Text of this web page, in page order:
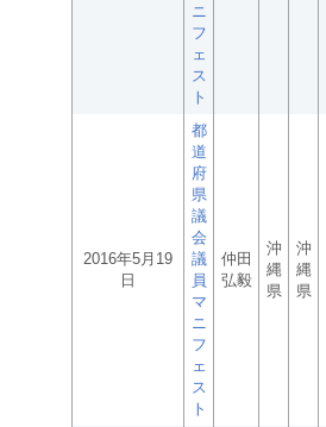
ニ
フ
ェ
ス
ト
2016年5月19
日
都
道
府
県
議
会
議
員
マ
ニ
フ
ェ
ス
ト
仲田
弘毅
沖
縄
県
沖
縄
県